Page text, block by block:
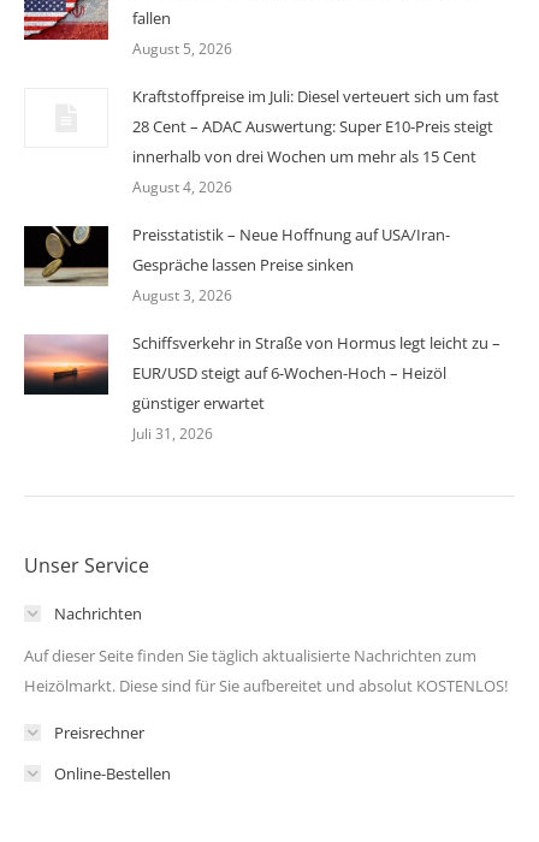
fallen
August 5, 2026
Kraftstoffpreise im Juli: Diesel verteuert sich um fast
28 Cent – ADAC Auswertung: Super E10-Preis steigt
innerhalb von drei Wochen um mehr als 15 Cent
August 4, 2026
Preisstatistik – Neue Hoffnung auf USA/Iran-
Gespräche lassen Preise sinken
August 3, 2026
Schiffsverkehr in Straße von Hormus legt leicht zu –
EUR/USD steigt auf 6-Wochen-Hoch – Heizöl
günstiger erwartet
Juli 31, 2026
Unser Service
Nachrichten
Auf dieser Seite finden Sie täglich aktualisierte Nachrichten zum
Heizölmarkt. Diese sind für Sie aufbereitet und absolut KOSTENLOS!
Preisrechner
Online-Bestellen